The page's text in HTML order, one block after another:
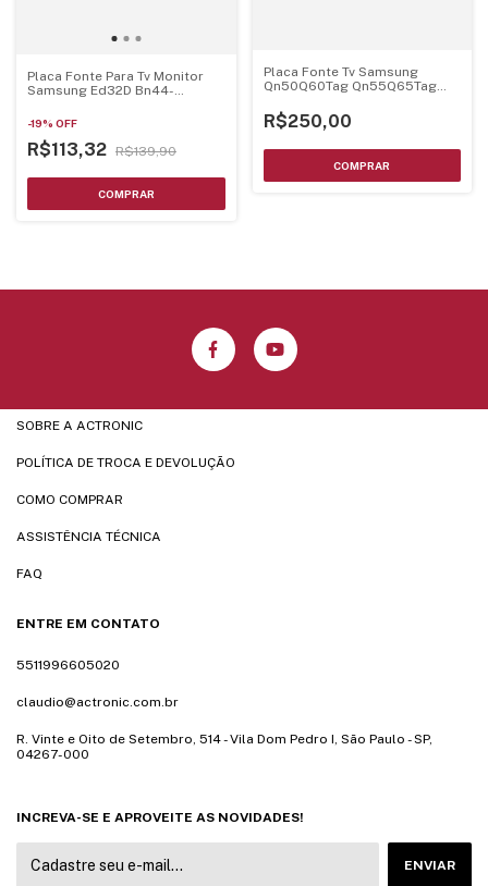
Placa Fonte Para Tv Monitor
Samsung Ed32D Bn44-
-19% OFF
R$113,32 R$139,90
Placa Fonte Tv Samsung
Qn50Q60Tag Qn55Q65Tag
R$250,00
SOBRE A ACTRONIC
POLÍTICA DE TROCA E DEVOLUÇÃO
COMO COMPRAR
ASSISTÊNCIA TÉCNICA
FAQ
ENTRE EM CONTATO
5511996605020
claudio@actronic.com.br
R. Vinte e Oito de Setembro, 514 - Vila Dom Pedro I, São Paulo - SP,
04267-000
INCREVA-SE E APROVEITE AS NOVIDADES!